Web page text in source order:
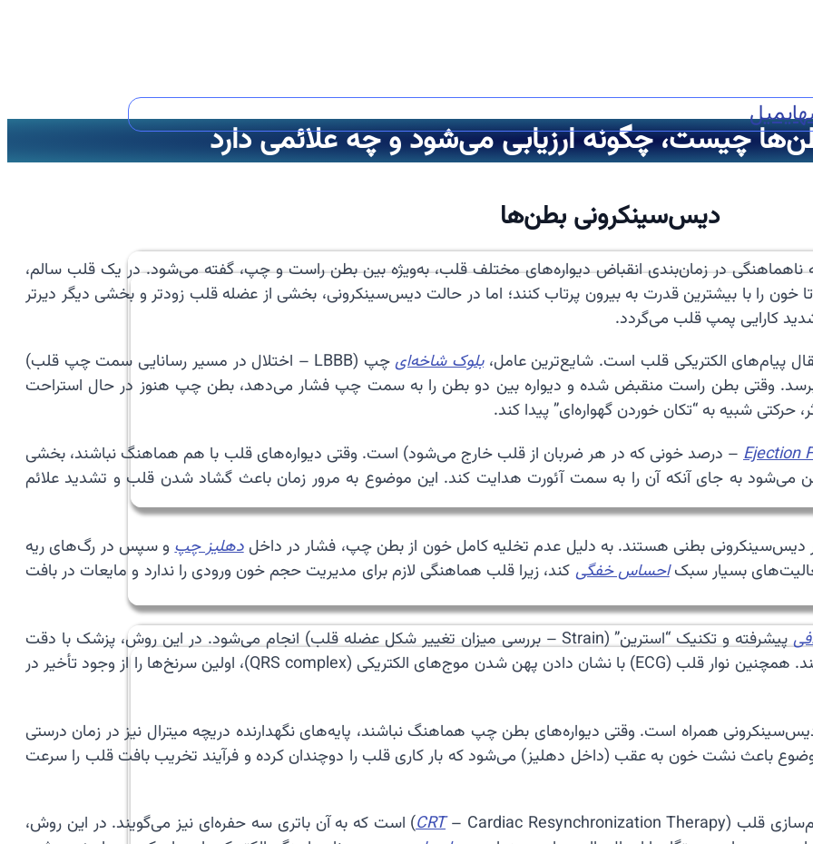
ایمیل
چیست، چگونه ارزیابی می‌شود و چه علائمی دارد
دیس‌سینکرونی بطن‌ها
ناهماهنگی در زمان‌بندی انقباض دیواره‌های مختلف قلب، به‌ویژه بین بطن راست و چپ، گفته می‌شود. در یک قلب سالم،
را با بیشترین قدرت به بیرون پرتاب کنند؛ اما در حالت دیس‌سینکرونی، بخشی از عضله قلب زودتر و بخشی دیگر دیرتر
کارایی پمپ قلب می‌گردد.
پیام‌های الکتریکی قلب است. شایع‌ترین عامل،بلوک شاخه‌ای
چپ (LBBB – اختلال در مسیر رسانایی سمت چپ قلب)
وقتی بطن راست منقبض شده و دیواره بین دو بطن را به سمت چپ فشار می‌دهد، بطن چپ هنوز در حال استراحت
شبیه به “تکان خوردن گهواره‌ای” پیدا کند.
Ejection– درصد خونی که در هر ضربان از قلب خارج می‌شود) است. وقتی دیواره‌های قلب با هم هماهنگ نباشند، بخشی
می‌شود به جای آنکه آن را به سمت آئورت هدایت کند. این موضوع به مرور زمان باعث گشاد شدن قلب و تشدید علائم
دیس‌سینکرونی بطنی هستند. به دلیل عدم تخلیه کامل خون از بطن چپ، فشار در داخلدهلیز چپو سپس در رگ‌های ریه
بسیار سبکاحساس خفگی کند، زیرا قلب هماهنگی لازم برای مدیریت حجم خون ورودی را ندارد و مایعات در بافت
پیشرفته و تکنیک “استرین” (Strain – بررسی میزان تغییر شکل عضله قلب) انجام می‌شود. در این روش، پزشک با دقت
میلی‌ثانیه‌ای زمان انقباض هر نقطه از قلب را اندازه‌گیری می‌کند. همچنین نوار قلب (ECG) با نشان دادن پهن شدن موج‌های الکتریکی (QRS complex)، اولین سرنخ‌ها را از وجود تأخیر در
همراه است. وقتی دیواره‌های بطن چپ هماهنگ نباشند، پایه‌های نگهدارنده دریچه میترال نیز در زمان درستی
باعث نشت خون به عقب (داخل دهلیز) می‌شود که بار کاری قلب را دوچندان کرده و فرآیند تخریب بافت قلب را سرعت
قلب (
CRT– Cardiac Resynchronization Therapy) است که به آن باتری سه حفره‌ای نیز می‌گویند. در این روش،